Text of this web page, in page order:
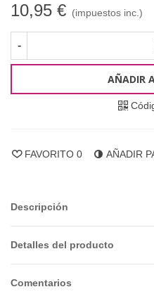
10,95 € (impuestos inc.)
-
AÑADIR
FAVORITO 0 AÑADIR
Descripción
Detalles del producto
Comentarios